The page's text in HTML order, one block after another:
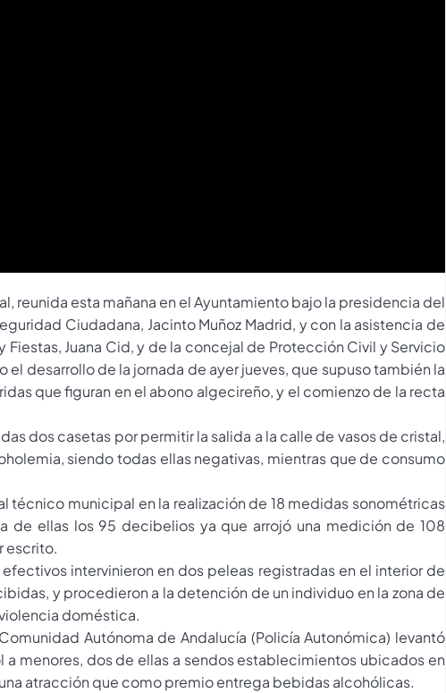
reunida esta mañana en el Ayuntamiento bajo la presidencia del
Ciudadana, Jacinto Muñoz Madrid, y con la asistencia de
Juana Cid, y de la concejal de Protección Civil y Servicio
el desarrollo de la jornada de ayer jueves, que supuso también la
que figuran en el abono algecireño, y el comienzo de la recta
dos casetas por permitir la salida a la calle de vasos de cristal,
siendo todas ellas negativas, mientras que de consumo
técnico municipal en la realización de 18 medidas sonométricas
de ellas los 95 decibelios ya que arrojó una medición de 108
escrito.
intervinieron en dos peleas registradas en el interior de
y procedieron a la detención de un individuo en la zona de
doméstica.
Autónoma de Andalucía (Policía Autonómica) levantó
menores, dos de ellas a sendos establecimientos ubicados en
atracción que como premio entrega bebidas alcohólicas.